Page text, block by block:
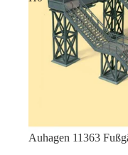
Sale
Auhagen 11363